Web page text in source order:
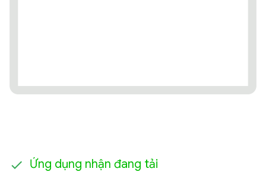
Ứng dụng nhận đang tải